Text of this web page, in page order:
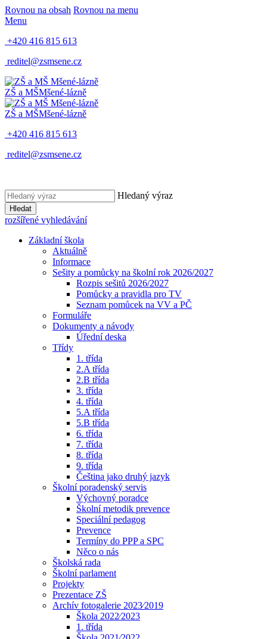
Rovnou na obsah Rovnou na menu
Menu
+420 416 815 613
reditel@zsmsene.cz
ZŠ a MŠMšené-lázně
ZŠ a MŠMšené-lázně
+420 416 815 613
reditel@zsmsene.cz
Hledaný výraz
Hledat
rozšířené vyhledávání
Základní škola
Aktuálně
Informace
Sešity a pomůcky na školní rok 2026/2027
Rozpis sešitů 2026/2027
Pomůcky a pravidla pro TV
Seznam pomůcek na VV a PČ
Formuláře
Dokumenty a návody
Úřední deska
Třídy
1. třída
2.A třída
2.B třída
3. třída
4. třída
5.A třída
5.B třída
6. třída
7. třída
8. třída
9. třída
Čeština jako druhý jazyk
Školní poradenský servis
Výchovný poradce
Školní metodik prevence
Speciální pedagog
Prevence
Termíny do PPP a SPC
Něco o nás
Školská rada
Školní parlament
Projekty
Prezentace ZŠ
Archív fotogalerie 2023⁄2019
Škola 2022⁄2023
1. třída